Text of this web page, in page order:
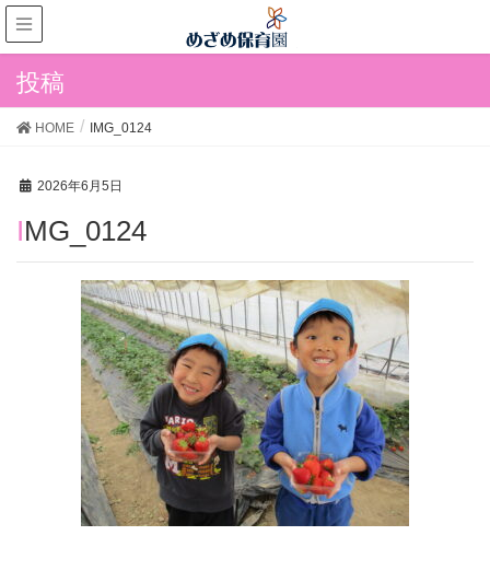
投稿
HOME IMG_0124
2026年6月5日
IMG_0124